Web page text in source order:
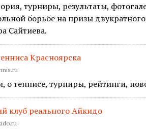
турниры, результаты,
борьбе на призы
Сайтиева.
Красноярска
о теннисе, турниры, рейтинги,
клуб реального Айкидо